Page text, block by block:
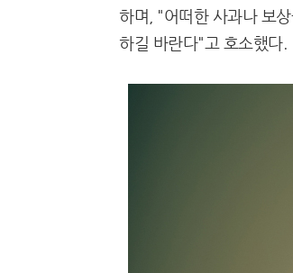
하며, "어떠한 사과나 보
하길 바란다"고 호소했다.